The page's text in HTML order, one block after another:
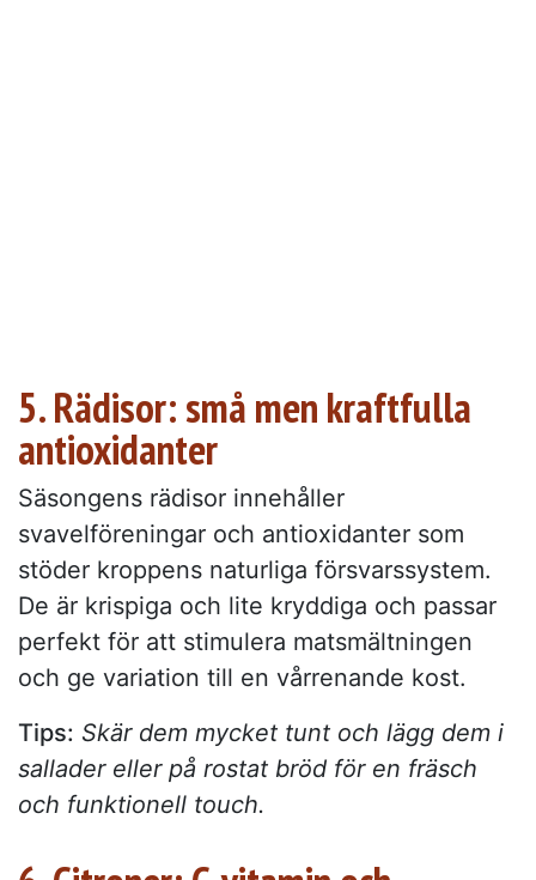
5. Rädisor: små men kraftfulla
antioxidanter
Säsongens rädisor innehåller
svavelföreningar och antioxidanter som
stöder kroppens naturliga försvarssystem.
De är krispiga och lite kryddiga och passar
perfekt för att stimulera matsmältningen
och ge variation till en vårrenande kost.
Tips: Skär dem mycket tunt och lägg dem i
sallader eller på rostat bröd för en fräsch
och funktionell touch.